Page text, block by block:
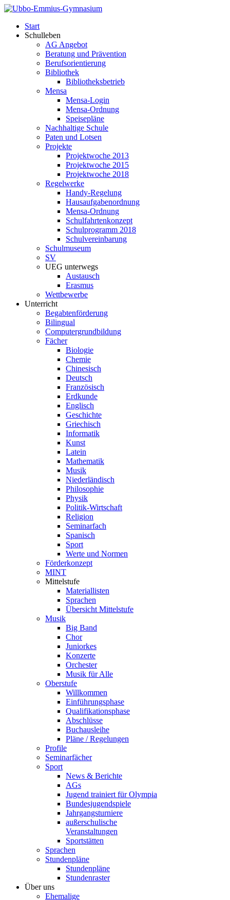
Start
Schulleben
AG Angebot
Beratung und Prävention
Berufsorientierung
Bibliothek
Bibliotheksbetrieb
Mensa
Mensa-Login
Mensa-Ordnung
Speisepläne
Nachhaltige Schule
Paten und Lotsen
Projekte
Projektwoche 2013
Projektwoche 2015
Projektwoche 2018
Regelwerke
Handy-Regelung
Hausaufgabenordnung
Mensa-Ordnung
Schulfahrtenkonzept
Schulprogramm 2018
Schulvereinbarung
Schulmuseum
SV
UEG unterwegs
Austausch
Erasmus
Wettbewerbe
Unterricht
Begabtenförderung
Bilingual
Computergrundbildung
Fächer
Biologie
Chemie
Chinesisch
Deutsch
Französisch
Erdkunde
Englisch
Geschichte
Griechisch
Informatik
Kunst
Latein
Mathematik
Musik
Niederländisch
Philosophie
Physik
Politik-Wirtschaft
Religion
Seminarfach
Spanisch
Sport
Werte und Normen
Förderkonzept
MINT
Mittelstufe
Materiallisten
Sprachen
Übersicht Mittelstufe
Musik
Big Band
Chor
Juniorkes
Konzerte
Orchester
Musik für Alle
Oberstufe
Willkommen
Einführungsphase
Qualifikationsphase
Abschlüsse
Buchausleihe
Pläne / Regelungen
Profile
Seminarfächer
Sport
News & Berichte
AGs
Jugend trainiert für Olympia
Bundesjugendspiele
Jahrgangsturniere
außerschulische
Veranstaltungen
Sportstätten
Sprachen
Stundenpläne
Stundenpläne
Stundenraster
Über uns
Ehemalige